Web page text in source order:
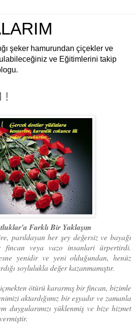
şeker hamurundan çiçekler ve
ve Eğitimlerini takip
!
Farklı Bir Yaklaşım
parıldayan her şey değersiz ve bayağı
veya vazo insanlari ürpertirdi.
yenidir ve yeni olduğundan, henüz
soylulukla değer kazanmamıştır.
ötürü kararmış bir fincan, bizimle
aktardığımız bir eşyadır ve zamanla
duygularımızı yüklenmiş ve bize hizmet